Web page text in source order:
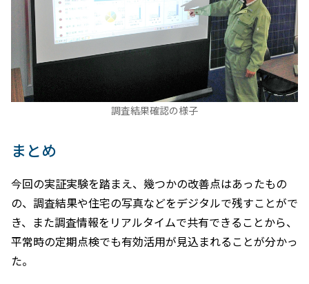
調査結果確認の様子
まとめ
今回の実証実験を踏まえ、幾つかの改善点はあったもの
の、調査結果や住宅の写真などをデジタルで残すことがで
き、また調査情報をリアルタイムで共有できることから、
平常時の定期点検でも有効活用が見込まれることが分かっ
た。